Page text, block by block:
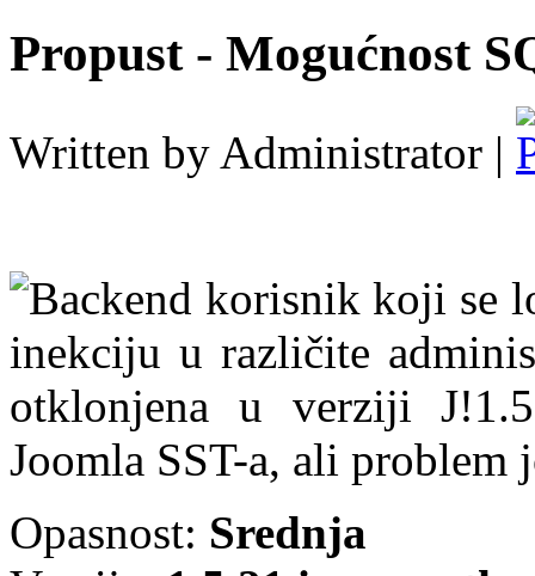
Propust - Mogućnost
Written by Administrator |
Backend korisnik koji se
inekciju u različite
otklonjena u verziji
Joomla SST-a, ali
Opasnost: Srednja